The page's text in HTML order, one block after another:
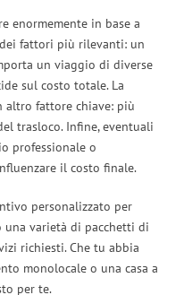
enormemente in base a
fattori più rilevanti: un
un viaggio di diverse
sul costo totale. La
altro fattore chiave: più
trasloco. Infine, eventuali
professionale o
il costo finale.
personalizzato per
una varietà di pacchetti di
richiesti. Che tu abbia
monolocale o una casa a
per te.